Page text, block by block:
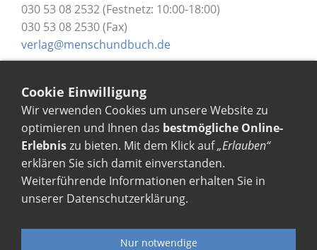
030 53 08 2532 (Festnetz: 10:00-18:00)
030 53 08 2530 (Fax)
verlag@menschundbuch.de
buecher@menschundbuch.de
Rezensionen
presse@menschundbuch.de
Kontakt Impressum
Widerrufsbelehrung
Haftungsausschluss | ...
links
AGB
Cookie Einwilligung
Wir verwenden Cookies um unsere Website zu
optimieren und Ihnen das bestmögliche Online-
Erlebniszu bieten. Mit dem Klick auf„Erlauben“
erklären Sie sich damit einverstanden.
Weiterführende Informationen erhalten Sie in
unserer Datenschutzerklärung.
Nur notwendige